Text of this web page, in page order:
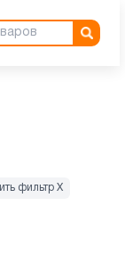
фильтр Х